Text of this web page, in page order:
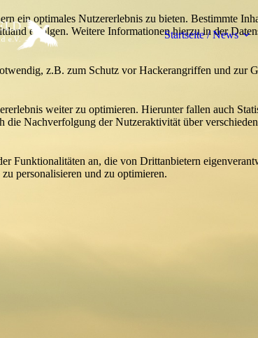
Startseite / News
ein optimales Nutzererlebnis zu bieten. Bestimmte
erfolgen. Weitere Informationen hierzu in der
z.B. zum Schutz vor Hackerangriffen und zur
weiter zu optimieren. Hierunter fallen auch
die Nachverfolgung der Nutzeraktivität über
Funktionalitäten an, die von Drittanbietern
personalisieren und zu optimieren.